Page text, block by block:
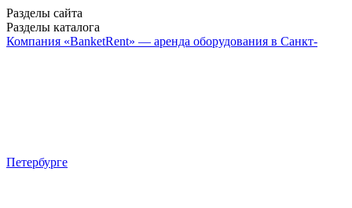
Разделы сайта
Разделы каталога
Компания «BanketRent» — аренда оборудования в Санкт-
Петербурге